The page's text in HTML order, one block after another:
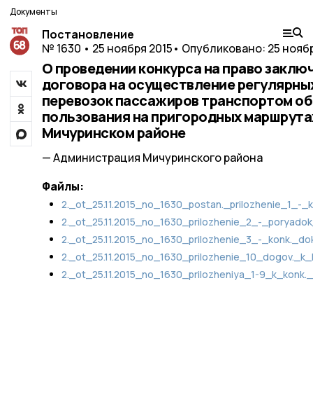
Документы
Постановление
№ 1630 • 25 ноября 2015• Опубликовано: 25
О проведении конкурса на право
договора на осуществление
перевозок пассажиров транспортом
пользования на пригородных
Мичуринском районе
— Администрация Мичуринского района
Файлы:
2._ot_25.11.2015_no_1630_postan._prilozhenie_1_-
2._ot_25.11.2015_no_1630_prilozhenie_2_-
2._ot_25.11.2015_no_1630_prilozhenie_3_-
2._ot_25.11.2015_no_1630_prilozheniya_1-